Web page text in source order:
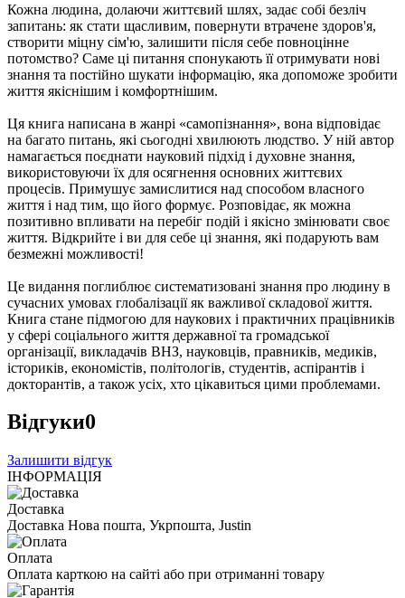
Кожна людина, долаючи життєвий шлях, задає собі безліч
запитань: як стати щасливим, повернути втрачене здоров'я,
створити міцну сім'ю, залишити після себе повноцінне
потомство? Саме ці питання спонукають її отримувати нові
знання та постійно шукати інформацію, яка допоможе зробити
життя якіснішим і комфортнішим.
Ця книга написана в жанрі «самопізнання», вона відповідає
на багато питань, які сьогодні хвилюють людство. У ній автор
намагається поєднати науковий підхід і духовне знання,
використовуючи їх для осягнення основних життєвих
процесів. Примушує замислитися над способом власного
життя і над тим, що його формує. Розповідає, як можна
позитивно впливати на перебіг подій і якісно змінювати своє
життя. Відкрийте і ви для себе ці знання, які подарують вам
безмежні можливості!
Це видання поглиблює систематизовані знання про людину в
сучасних умовах глобалізації як важливої складової життя.
Книга стане підмогою для наукових і практичних працівників
у сфері соціального життя державної та громадської
організації, викладачів ВНЗ, науковців, правників, медиків,
істориків, економістів, політологів, студентів, аспірантів і
докторантів, а також усіх, хто цікавиться цими проблемами.
Відгуки0
Залишити відгук
ІНФОРМАЦІЯ
Доставка
Доставка Нова пошта, Укрпошта, Justin
Оплата
Оплата карткою на сайті або при отриманні товару